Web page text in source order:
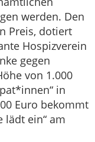
werden. Den
Preis, dotiert
Hospizverein
gegen
von 1.000
in
Euro bekommt
lädt ein“ am